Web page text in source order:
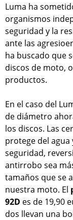
Luma ha
organismos
seguridad y la
ante las
ha buscado que
discos de moto,
productos.
En el caso del
de diámetro
los discos. Las
protege del agua
seguridad,
antirrobo sea
tamaños que se
nuestra moto. El
92D es de 19,90
dos llevan una